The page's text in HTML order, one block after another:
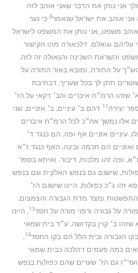
אני נותן את הדבר שאני אוהב לזה
אוהב את ישראל שנאמר8 כי נער
משפט, אני נותן את המשפט לישראל
עליהם וגואלם. דלכאורה מהו הקישור
והשראת השכינה והגאולה זה לזה.
על התורה, ומובא באור התורה על
תתן לך בכל שעריך, דבתיבת
שזהו הרמ״ח איברים והב׳ דקאי על הז׳
יצירה 11 דהם ב׳ עיניים, ב׳ אזניים, שני
אלו נמשך אח״כ לכל הרמ״ח איברים
עיניים אזניים אף ופה, הם כנגד ד׳
ואזניים הם חכמה ובינה, האף כנגד ז״א
ופה זהו מלכות, דיבור. ואיתא בספר
שישנם גם בנפש האלקית וגם בנפש
זהו ג״כ כפולות, היינו שישנם הז׳
ומצד מדת הגבורה והצמצום,
על גבורה ורפוי מורה על חסד13, היינו
ב׳ קוין בקדושה, ע״ד בית שמאי
הגבורה ובית הלל הם בקו החסד14
,
כמה פעמים דהלכה כבית שמאי
גם הז׳ שערים שהם כפולות בנפש